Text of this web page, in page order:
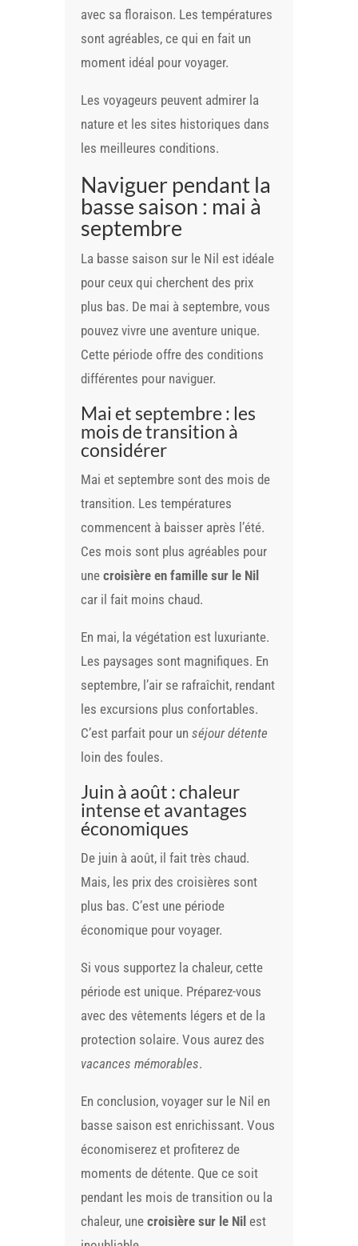
avec sa floraison. Les températures
sont agréables, ce qui en fait un
moment idéal pour voyager.
Les voyageurs peuvent admirer la
nature et les sites historiques dans
les meilleures conditions.
Naviguer pendant la
basse saison : mai à
septembre
La basse saison sur le Nil est idéale
pour ceux qui cherchent des prix
plus bas. De mai à septembre, vous
pouvez vivre une aventure unique.
Cette période offre des conditions
différentes pour naviguer.
Mai et septembre : les
mois de transition à
considérer
Mai et septembre sont des mois de
transition. Les températures
commencent à baisser après l’été.
Ces mois sont plus agréables pour
unecroisière en famille sur le Nil
car il fait moins chaud.
En mai, la végétation est luxuriante.
Les paysages sont magnifiques. En
septembre, l’air se rafraîchit, rendant
les excursions plus confortables.
C’est parfait pour unséjour détente
loin des foules.
Juin à août : chaleur
intense et avantages
économiques
De juin à août, il fait très chaud.
Mais, les prix des croisières sont
plus bas. C’est une période
économique pour voyager.
Si vous supportez la chaleur, cette
période est unique. Préparez-vous
avec des vêtements légers et de la
protection solaire. Vous aurez des
vacances mémorables.
En conclusion, voyager sur le Nil en
basse saison est enrichissant. Vous
économiserez et profiterez de
moments de détente. Que ce soit
pendant les mois de transition ou la
chaleur, unecroisière sur le Nil est